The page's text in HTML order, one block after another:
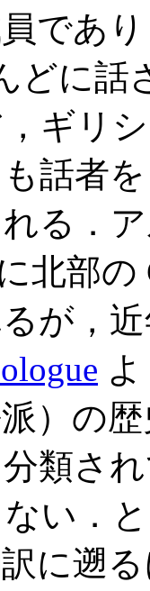
であ
どに話
ギリ
話者
る．
北部の
が，
）の
類さ
い．
に遡